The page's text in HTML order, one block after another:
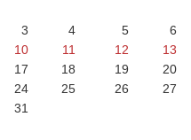
3 4 5 6
10 11 12 13
17 18 19 20
24 25 26 27
31